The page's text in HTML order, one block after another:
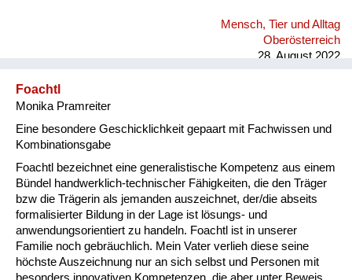
Mensch, Tier und Alltag
Oberösterreich
28. August 2022
Foachtl
Monika Pramreiter
Eine besondere Geschicklichkeit gepaart mit Fachwissen und
Kombinationsgabe
Foachtl bezeichnet eine generalistische Kompetenz aus einem
Bündel handwerklich-technischer Fähigkeiten, die den Träger
bzw die Trägerin als jemanden auszeichnet, der/die abseits
formalisierter Bildung in der Lage ist lösungs- und
anwendungsorientiert zu handeln. Foachtl ist in unserer
Familie noch gebräuchlich. Mein Vater verlieh diese seine
höchste Auszeichnung nur an sich selbst und Personen mit
besonders innovativen Kompetenzen, die aber unter Beweis